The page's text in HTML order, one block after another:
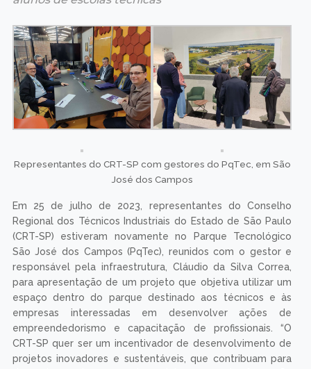
Representantes do CRT-SP com gestores do PqTec, em São
José dos Campos
Em 25 de julho de 2023, representantes do Conselho
Regional dos Técnicos Industriais do Estado de São Paulo
(CRT-SP) estiveram novamente no Parque Tecnológico
São José dos Campos (PqTec), reunidos com o gestor e
responsável pela infraestrutura, Cláudio da Silva Correa,
para apresentação de um projeto que objetiva utilizar um
espaço dentro do parque destinado aos técnicos e às
empresas interessadas em desenvolver ações de
empreendedorismo e capacitação de profissionais. “O
CRT-SP quer ser um incentivador de desenvolvimento de
projetos inovadores e sustentáveis, que contribuam para